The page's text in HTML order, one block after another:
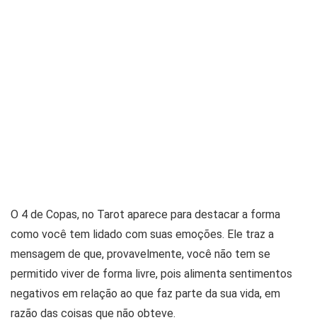
O 4 de Copas, no Tarot aparece para destacar a forma
como você tem lidado com suas emoções. Ele traz a
mensagem de que, provavelmente, você não tem se
permitido viver de forma livre, pois alimenta sentimentos
negativos em relação ao que faz parte da sua vida, em
razão das coisas que não obteve.